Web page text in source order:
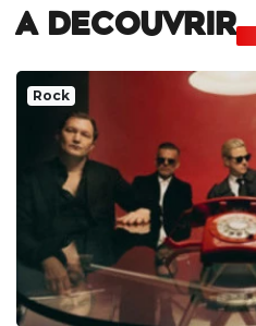
A DECOUVRIR
Rock